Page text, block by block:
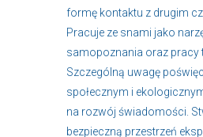
formę kontaktu z drugim
Pracuje ze snami jako
samopoznania oraz pracy
Szczególną uwagę
społecznym i
na rozwój świadomości.
bezpieczną przestrzeń